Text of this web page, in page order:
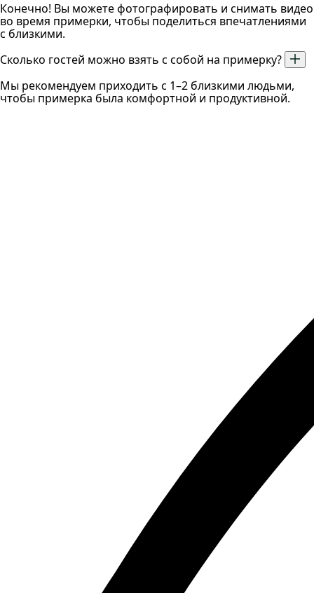
Конечно! Вы можете фотографировать и снимать видео
во время примерки, чтобы поделиться впечатлениями
с близкими.
Сколько гостей можно взять с собой на примерку?
Мы рекомендуем приходить с 1–2 близкими людьми,
чтобы примерка была комфортной и продуктивной.